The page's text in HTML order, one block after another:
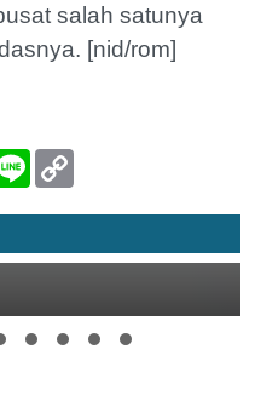
salah satunya
[nid/rom]
Line
Tanah untuk